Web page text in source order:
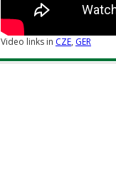
Video links in CZE, GER